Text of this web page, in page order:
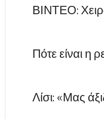
ΒΙΝΤΕΟ:
Πότε είναι η
Λίσι: «Μας